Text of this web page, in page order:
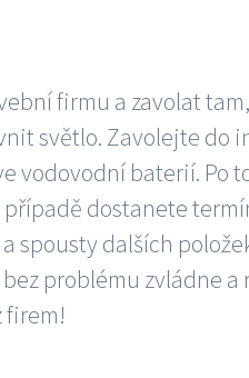
firmu a zavolat
světlo. Zavolejte do
vodovodní baterií. Po
dostanete
spousty dalších
problému zvládne a
firem!